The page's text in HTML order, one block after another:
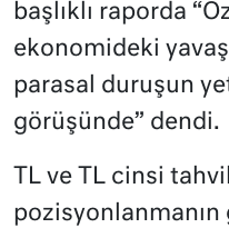
başlıklı raporda
ekonomideki
parasal duruşun
görüşünde” dendi.
TL ve TL cinsi
pozisyonlanmanın